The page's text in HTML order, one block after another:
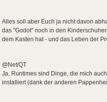
Alles soll aber Euch ja nicht davon
das "Godot" noch in den
dem Kasten hat - und das Leben der
@Net/QT
Ja, Runtimes sind Dinge, die mich
installiert (dank der anderen